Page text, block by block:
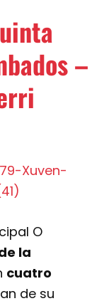
–
O
la
cuatro
de su